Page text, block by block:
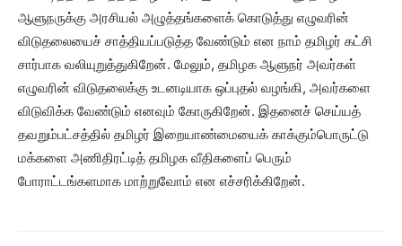
ஆளுநருக்கு அரசியல் அழுத்தங்களைக் கொடுத்து எழுவரின்
விடுதலையைச் சாத்தியப்படுத்த வேண்டும் என நாம் தமிழர் கட்சி
சார்பாக வலியுறுத்துகிறேன். மேலும், தமிழக ஆளுநர் அவர்கள்
எழுவரின் விடுதலைக்கு உடனடியாக ஒப்புதல் வழங்கி, அவர்களை
விடுவிக்க வேண்டும் எனவும் கோருகிறேன். இதனைச் செய்யத்
தவறும்பட்சத்தில் தமிழர் இறையாண்மையைக் காக்கும்பொருட்டு
மக்களை அணிதிரட்டித் தமிழக வீதிகளைப் பெரும்
போராட்டங்களமாக மாற்றுவோம் என எச்சரிக்கிறேன்.